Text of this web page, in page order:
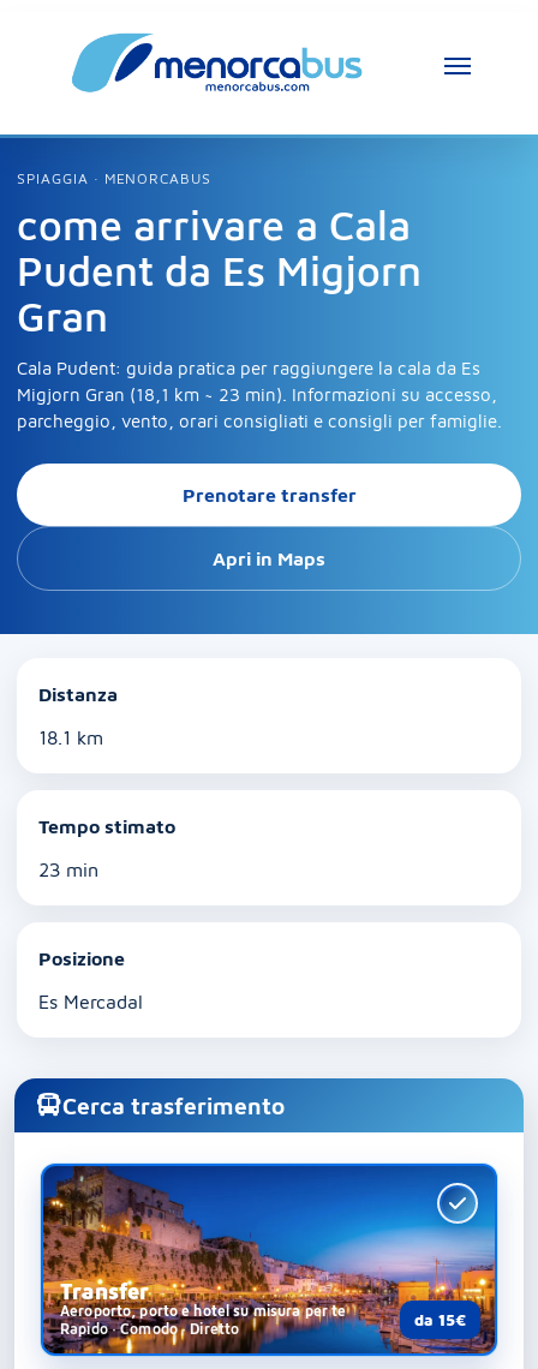
SPIAGGIA · MENORCABUS
come arrivare a Cala
Pudent da Es Migjorn
Gran
Cala Pudent: guida pratica per raggiungere la cala da Es
Migjorn Gran (18,1 km ~ 23 min). Informazioni su accesso,
parcheggio, vento, orari consigliati e consigli per famiglie.
Prenotare transfer
Apri in Maps
Distanza
18.1 km
Tempo stimato
23 min
Posizione
Es Mercadal
Cerca trasferimento
Transfer
Aeroporto, porto e hotel su misura per te
Rapido · Comodo · Diretto
da 15€